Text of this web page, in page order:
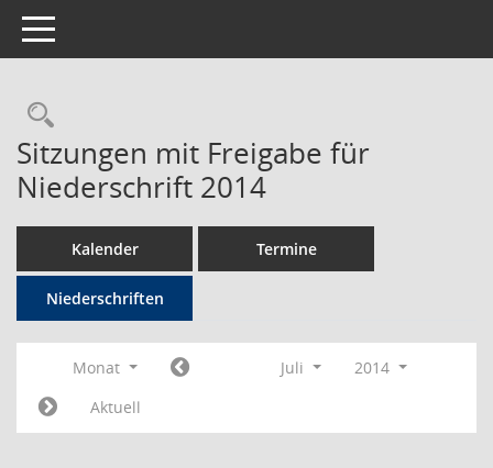
Toggle navigation
Rechercheauswahl
Sitzungen mit Freigabe für
Niederschrift 2014
Kalender Termine
Niederschriften
Monat Juli
2014
Aktuell